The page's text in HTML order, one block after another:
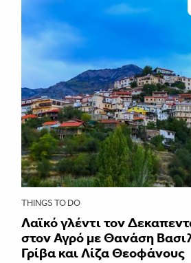
THINGS TO DO
Λαϊκό γλέντι τον
στον Αγρό με Θανάση
Γρίβα και Λίζα Θεοφάνους